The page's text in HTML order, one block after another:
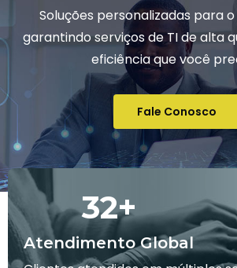
Soluções personalizadas para
garantindo serviços de TI de alta
eficiência que você
Fale Conosco
Atendimento Global
32+